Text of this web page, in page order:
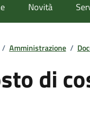
Novità
/ Amministrazione /
di